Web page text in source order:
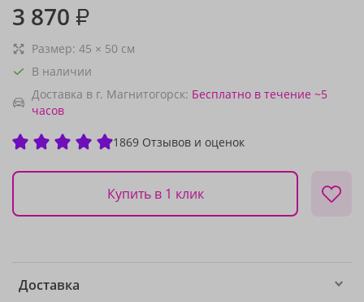
3 870 ₽
Размер: 45 × 50 см
В наличии
Доставка в г. Магнитогорск: Бесплатно в течение ~5
часов
1869 Отзывов и оценок
Купить в 1 клик
Доставка